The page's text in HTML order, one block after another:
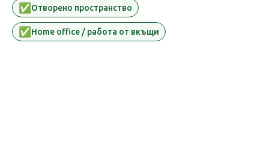
✅ Oтворено пространство
✅ Home office / работа от вкъщи